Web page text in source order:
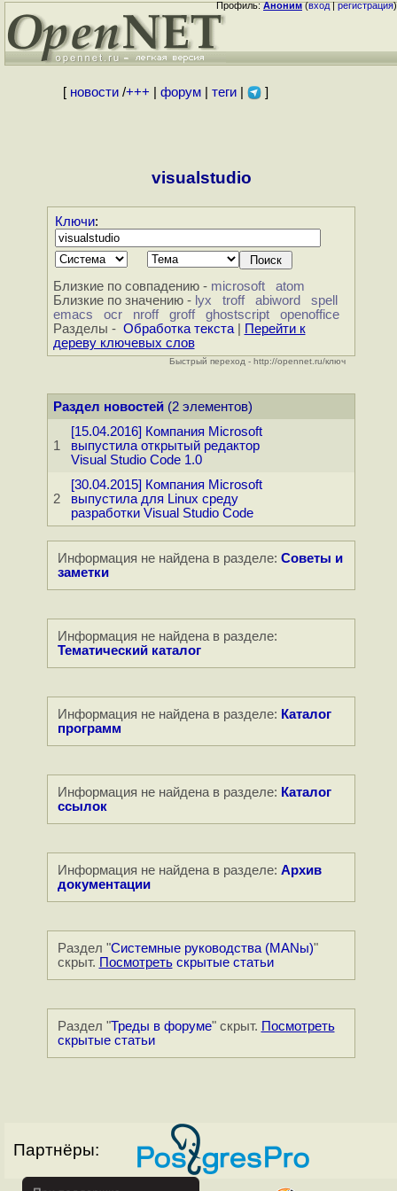
Профиль:Аноним(вход|регистрация)
[ новости/+++ форум| теги| ]
visualstudio
Ключи:
Близкие по совпадению - microsoft
atom
Близкие по значению - lyx troff abiword
spell
emacs
ocr nroff groff ghostscript
openoffice
Разделы - Обработка текста|
Перейти к
дереву ключевых слов
Быстрый переход - http://opennet.ru/ключ
Раздел новостей(2 элементов)
1
[15.04.2016] Компания Microsoft
выпустила открытый редактор
Visual Studio Code 1.0
2
[30.04.2015] Компания Microsoft
выпустила для Linux среду
разработки Visual Studio Code
Информация не найдена в разделе: Советы и
заметки
Информация не найдена в разделе:
Тематический каталог
Информация не найдена в разделе: Каталог
программ
Информация не найдена в разделе: Каталог
ссылок
Информация не найдена в разделе: Архив
документации
Раздел "Системные руководства (MANы)"
скрыт. Посмотретьскрытые статьи
Раздел "Треды в форуме" скрыт. Посмотреть
скрытые статьи
Партнёры: